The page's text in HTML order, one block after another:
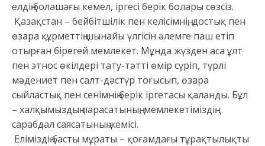
елдің болашағы кемел, іргесі берік болары сөзсіз.
Қазақстан – бейбітшілік пен келісімнің, достық пен
өзара құрметтің шынайы үлгісін әлемге паш етіп
отырған бірегей мемлекет. Мұнда жүзден аса ұлт
пен этнос өкілдері тату-тәтті өмір сүріп, түрлі
мәдениет пен салт-дәстүр тоғысып, өзара
сыйластық пен сенімнің берік іргетасы қаланды. Бұл
– халқымыздың парасатының, мемлекетіміздің
сарабдал саясатының жемісі.
Еліміздің басты мұраты – қоғамдағы тұрақтылықты